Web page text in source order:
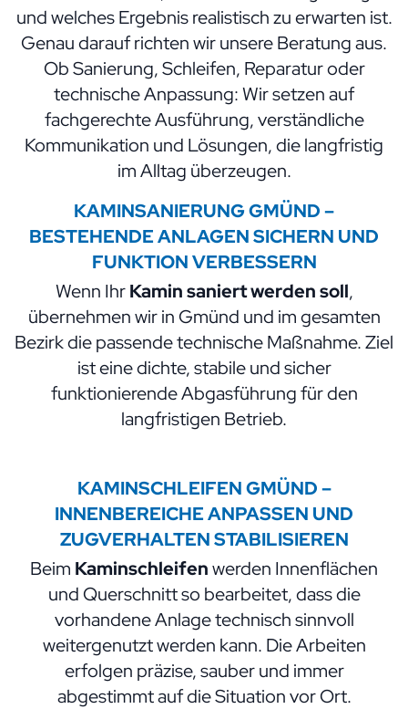
und welches Ergebnis realistisch zu erwarten ist.
Genau darauf richten wir unsere Beratung aus.
Ob Sanierung, Schleifen, Reparatur oder
technische Anpassung: Wir setzen auf
fachgerechte Ausführung, verständliche
Kommunikation und Lösungen, die langfristig
im Alltag überzeugen.
KAMINSANIERUNG GMÜND –
BESTEHENDE ANLAGEN SICHERN UND
FUNKTION VERBESSERN
Wenn IhrKamin saniert werden soll,
übernehmen wir in Gmünd und im gesamten
Bezirk die passende technische Maßnahme. Ziel
ist eine dichte, stabile und sicher
funktionierende Abgasführung für den
langfristigen Betrieb.
KAMINSCHLEIFEN GMÜND –
INNENBEREICHE ANPASSEN UND
ZUGVERHALTEN STABILISIEREN
Beim Kaminschleifenwerden Innenflächen
und Querschnitt so bearbeitet, dass die
vorhandene Anlage technisch sinnvoll
weitergenutzt werden kann. Die Arbeiten
erfolgen präzise, sauber und immer
abgestimmt auf die Situation vor Ort.